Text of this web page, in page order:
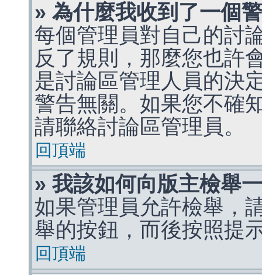
» 為什麼我收到了一個
每個管理員對自己的討
反了規則，那麼您也許
是討論區管理人員的決
警告無關。如果您不確
請聯絡討論區管理員。
回頂端
» 我該如何向版主檢舉
如果管理員允許檢舉，
舉的按鈕，而後按照提
回頂端